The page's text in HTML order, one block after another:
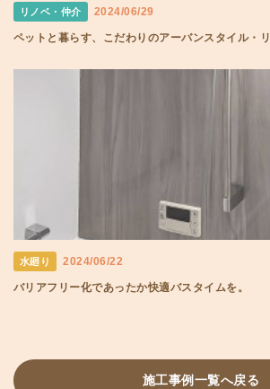
リノベ・仲介 2024/06/29
ペットと暮らす、こだわりのアーバンスタイル・
水廻り 2024/06/22
バリアフリー化であったか快適バスタイムを。
施工事例一覧へ戻る